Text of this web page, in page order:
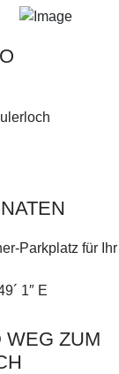
Parkplatz für Ihr
1″ E
WEG ZUM